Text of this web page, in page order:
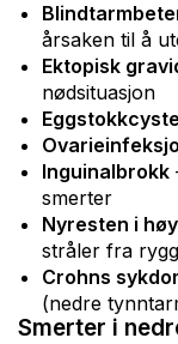
årsaken til å
Ektopisk
nødsituasjon
Inguinalbrokk
smerter
Nyresten i
stråler fra
Crohns
(nedre
Smerter i